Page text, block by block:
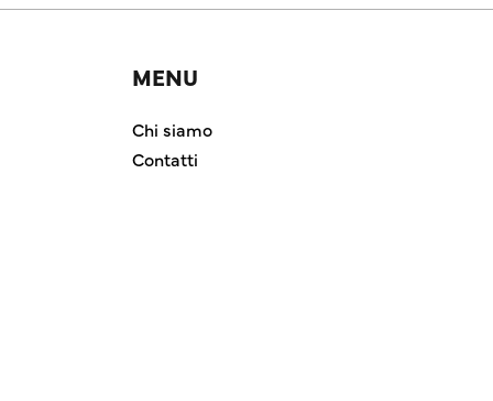
MENU
Chi siamo
Contatti